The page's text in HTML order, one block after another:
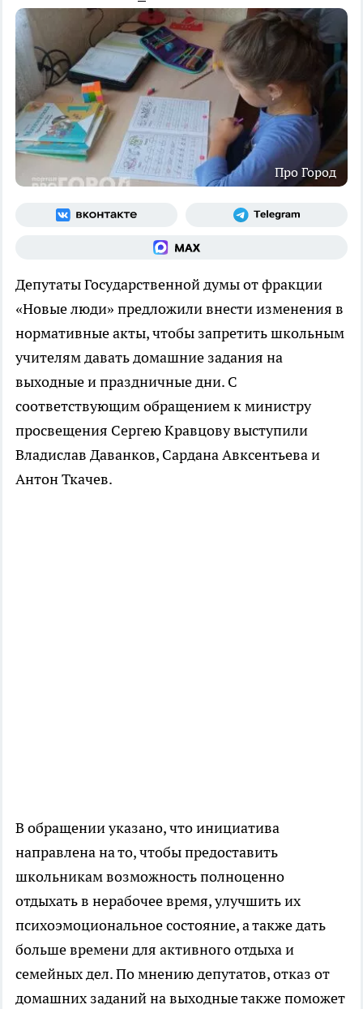
Про Город
Депутаты Государственной думы от фракции
«Новые люди» предложили внести изменения в
нормативные акты, чтобы запретить школьным
учителям давать домашние задания на
выходные и праздничные дни. С
соответствующим обращением к министру
просвещения Сергею Кравцову выступили
Владислав Даванков, Сардана Авксентьева и
Антон Ткачев.
В обращении указано, что инициатива
направлена на то, чтобы предоставить
школьникам возможность полноценно
отдыхать в нерабочее время, улучшить их
психоэмоциональное состояние, а также дать
больше времени для активного отдыха и
семейных дел. По мнению депутатов, отказ от
домашних заданий на выходные также поможет